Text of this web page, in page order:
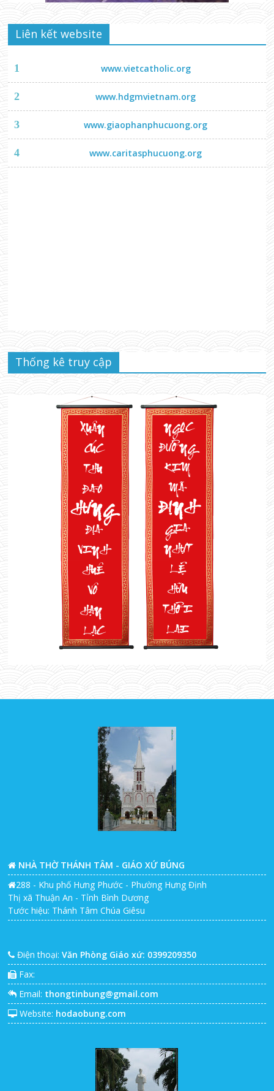
Liên kết website
1 www.vietcatholic.org
2 www.hdgmvietnam.org
3 www.giaophanphucuong.org
4 www.caritasphucuong.org
Thống kê truy cập
NHÀ THỜ THÁNH TÂM - GIÁO XỨ BÚNG
288 - Khu phố Hưng Phước - Phường Hưng Định
Thị xã Thuận An - Tỉnh Bình Dương
Tước hiệu: Thánh Tâm Chúa Giêsu
Điện thoại:Văn Phòng Giáo xứ: 0399209350
Fax:
Email: thongtinbung@gmail.com
Website: hodaobung.com